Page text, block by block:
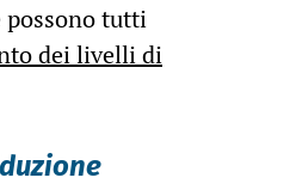
possono tutti
dei livelli di